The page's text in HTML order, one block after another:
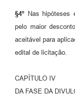
§4º Nas hipóteses
pelo maior
aceitável para
edital de licitação.
CAPÍTULO IV
DA FASE DA